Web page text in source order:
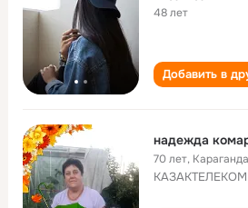
48 лет
Добавить в
надежда
70 лет, Караганда
КАЗАКТЕЛЕКОМ